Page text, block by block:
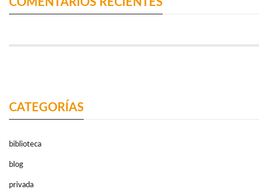
COMENTARIOS RECIENTES
CATEGORÍAS
biblioteca
blog
privada